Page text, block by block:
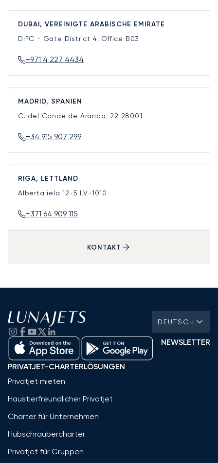
DUBAI, VEREINIGTE ARABISCHE EMIRATE
DIFC - Gate District 4, Office B03
+971 4 227 4434
MADRID, SPANIEN
C. del Conde de Aranda, 22 28001
+34 915 907 299
RIGA, LETTLAND
Alberta iela 12-5 LV-1010
+371 64 909 115
KONTAKT
DEUTSCH
NEWSLETTER
PRIVATJET-CHARTERLÖSUNGEN
Privatjet mieten
Haustierfreundlicher Privatjet
Charter für Unternehmen
Hubschraubercharter
Privatjet für Gruppen